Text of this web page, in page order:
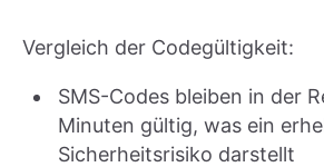
Vergleich der Codegültigkeit:
SMS-Codes bleiben in der
Minuten gültig, was ein
Sicherheitsrisiko darstellt